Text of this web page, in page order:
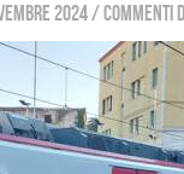
2024/Commenti